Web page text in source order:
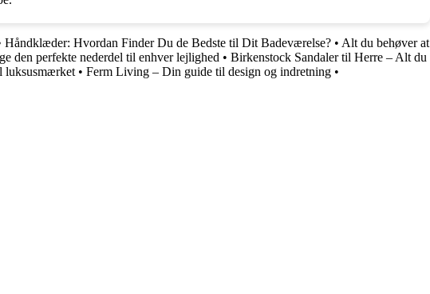
Håndklæder: Hvordan Finder Du de Bedste til Dit Badeværelse? • Alt du behøver at
den perfekte nederdel til enhver lejlighed • Birkenstock Sandaler til Herre – Alt du
luksusmærket • Ferm Living – Din guide til design og indretning •